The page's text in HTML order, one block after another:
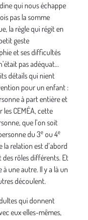
qui nous échappe
pas la somme
la règle qui régit en
geste
et ses difficultés
pas adéquat…
détails qui nient
pour un enfant :
à part entière et
CEMÉA, cette
que l’on soit
du 3e ou 4e
relation est d’abord
rôles différents. Et
une autre. Il y a là un
découlent.
qui donnent
eux·elles-mêmes,